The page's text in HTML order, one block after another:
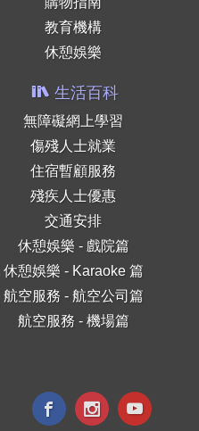
教育機構
休憩娛樂
生活百科
無障礙網上學習
傷殘人士就業
住宿暫顧服務
殘疾人士優惠
交通安排
休憩娛樂 - 戲院篇
休憩娛樂 - Karaoke 篇
航空服務 - 航空公司篇
航空服務 - 機場篇